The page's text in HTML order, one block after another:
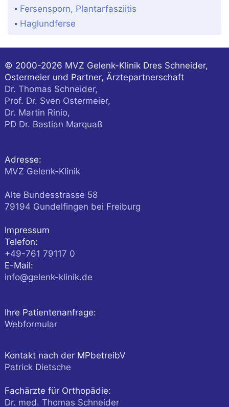
Fersensporn, Plantarfasziitis
Haglundferse
© 2000-2026 MVZ Gelenk-Klinik Dres Schneider,
Ostermeier und Partner, Ärztepartnerschaft
Dr. Thomas Schneider,
Prof. Dr. Sven Ostermeier,
Dr. Martin Rinio,
PD Dr. Bastian Marquaß
Adresse:
MVZ Gelenk-Klinik
Alte Bundesstrasse 58
79194 Gundelfingen bei Freiburg
Impressum
Telefon:
+49-761 79117 0
E-Mail:
info@gelenk-klinik.de
Ihre Patientenanfrage:
Webformular
Kontakt nach der MPbetreibV
Patrick Dietsche
Fachärzte für Orthopädie:
Dr. med. Thomas Schneider